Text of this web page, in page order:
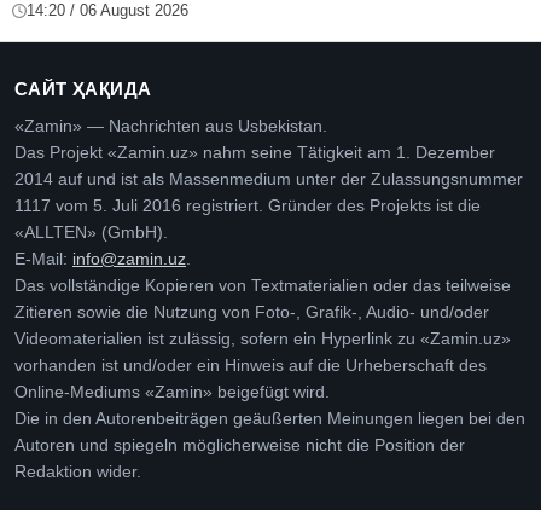
14:20 / 06 August 2026
САЙТ ҲАҚИДА
«Zamin» — Nachrichten aus Usbekistan.
Das Projekt «Zamin.uz» nahm seine Tätigkeit am 1. Dezember
2014 auf und ist als Massenmedium unter der Zulassungsnummer
1117 vom 5. Juli 2016 registriert. Gründer des Projekts ist die
«ALLTEN» (GmbH).
E-Mail: info@zamin.uz.
Das vollständige Kopieren von Textmaterialien oder das teilweise
Zitieren sowie die Nutzung von Foto-, Grafik-, Audio- und/oder
Videomaterialien ist zulässig, sofern ein Hyperlink zu «Zamin.uz»
vorhanden ist und/oder ein Hinweis auf die Urheberschaft des
Online-Mediums «Zamin» beigefügt wird.
Die in den Autorenbeiträgen geäußerten Meinungen liegen bei den
Autoren und spiegeln möglicherweise nicht die Position der
Redaktion wider.